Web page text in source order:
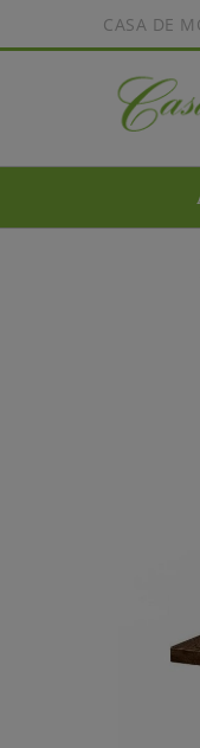
CASA DE